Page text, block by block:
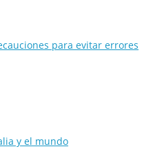
para evitar errores
y el mundo